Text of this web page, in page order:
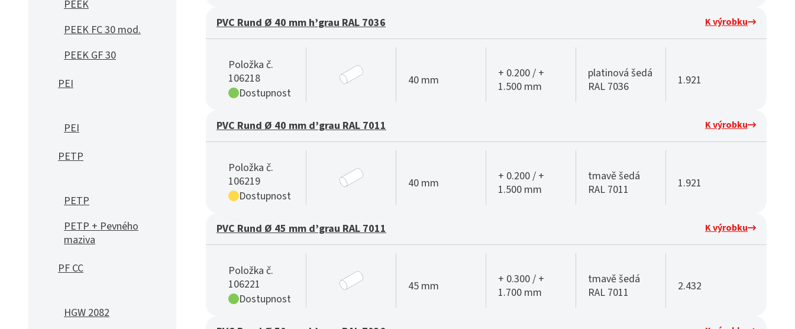
PEEK
PEEK FC 30 mod.
PEEK GF 30
PEI
PEI
PETP
PETP
PETP + Pevného
maziva
PF CC
HGW 2082
PVC Rund Ø 40 mm h’grau RAL 7036 K výrobku
Položka č.
106218
Dostupnost
40 mm
+ 0.200 / +
1.500 mm
platinová šedá
RAL 7036
1.921
PVC Rund Ø 40 mm d’grau RAL 7011 K výrobku
Položka č.
106219
Dostupnost
40 mm
+ 0.200 / +
1.500 mm
tmavě šedá
RAL 7011
1.921
PVC Rund Ø 45 mm d’grau RAL 7011 K výrobku
Položka č.
106221
Dostupnost
45 mm
+ 0.300 / +
1.700 mm
tmavě šedá
RAL 7011
2.432